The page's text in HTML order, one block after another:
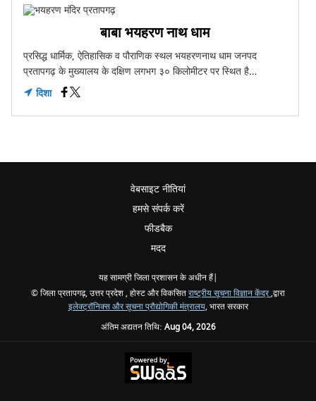
बाबा भयहरण नाथ धाम
प्रसिद्ध धार्मिक, ऐतिहासिक व पौराणिक स्थल भयहरणनाथ धाम जनपद
प्रतापगढ़ के मुख्यालय के दक्षिण लगभग ३० किलोमीटर पर स्थित है…
दिशा
वेबसाइट नीतियां
हमसे संपर्क करें
फीडबैक
मदद
यह सामग्री जिला प्रशासन के अधीन हैं|
© जिला प्रतापगढ़, उत्तर प्रदेश , होस्ट और विकसितराष्ट्रीय सूचना विज्ञान केंद्र,द्वारा
इलेक्ट्रॉनिक्स और सूचना प्रौद्योगिकी मंत्रालय, भारत सरकार
अंतिम अद्यतन तिथि: Aug 04, 2026